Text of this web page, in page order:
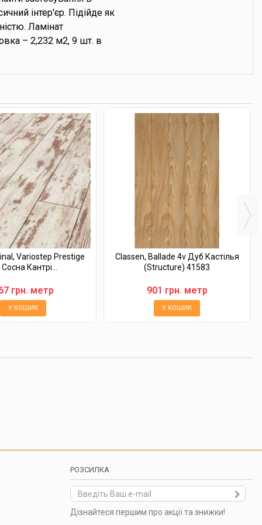
інтер'єр. Підійде як
Ламінат
– 2,232 м2, 9 шт. в
Variostep Prestige
Сосна Кантрі...
грн. метр
У КОШИК
Classen, Ballade 4v Дуб Кастілья
(Structure) 41583
901 грн. метр
У КОШИК
РОЗСИЛКА
Дізнайтеся першим про акції та знижки!